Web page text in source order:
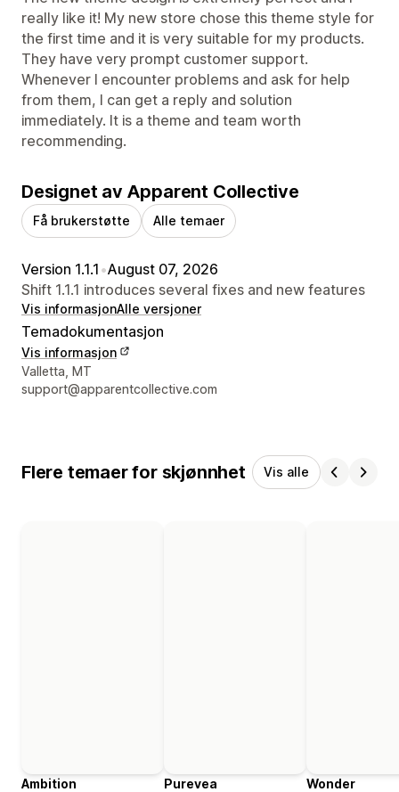
really like it! My new store chose this theme style for
the first time and it is very suitable for my products.
They have very prompt customer support.
Whenever I encounter problems and ask for help
from them, I can get a reply and solution
immediately. It is a theme and team worth
recommending.
Designet av Apparent Collective
Få brukerstøtte Alle temaer
Version 1.1.1 •August 07, 2026
Shift 1.1.1 introduces several fixes and new features
Vis informasjonAlle versjoner
Temadokumentasjon
Vis informasjon
Designerens kontaktinfo
Valletta, MT
support@apparentcollective.com
Flere temaer for skjønnhet Vis alle
Ambition
Purevea
Wonder